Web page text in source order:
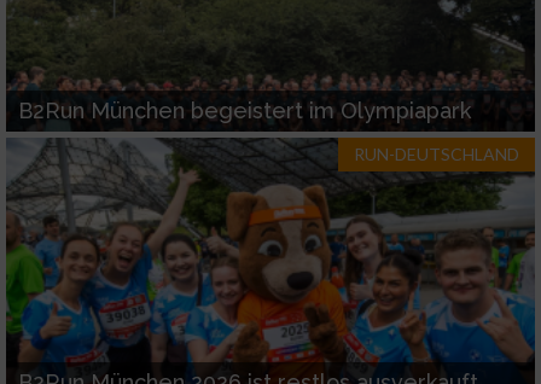
B2Run München begeistert im Olympiapark
RUN-DEUTSCHLAND
Performance
Funktional
Werbung